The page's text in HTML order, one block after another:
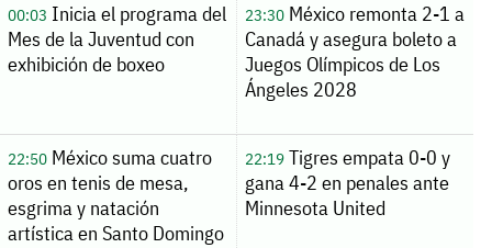
00:03 Inicia el programa del
Mes de la Juventud con
exhibición de boxeo
23:30México remonta 2-1 a
Canadá y asegura boleto a
Juegos Olímpicos de Los
Ángeles 2028
22:50México suma cuatro
oros en tenis de mesa,
esgrima y natación
artística en Santo Domingo
22:19Tigres empata 0-0 y
gana 4-2 en penales ante
Minnesota United